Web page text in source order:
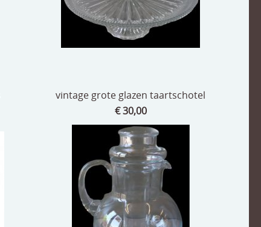
vintage grote glazen taartschotel
€ 30,00